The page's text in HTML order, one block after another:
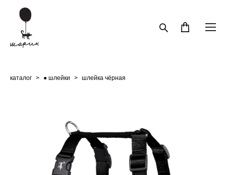
каталог > ● шлейки > шлейка чёрная